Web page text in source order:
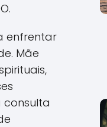
enfrentar
Mãe
consulta